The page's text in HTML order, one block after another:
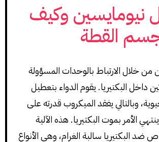
نيومايسين وكيف
جسم القطة
من خلال الارتباط بالوحدات المسؤولة
داخل البكتيريا. يقوم الدواء بتعطيل
وبالتالي يفقد الميكروب قدرته على
الأمر بموت البكتيريا. هذه الآلية
البكتيريا سالبة الغرام، وهي الأنواع